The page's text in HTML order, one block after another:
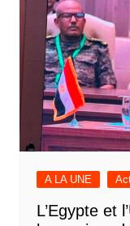
A LA UNE
L’Egypte et